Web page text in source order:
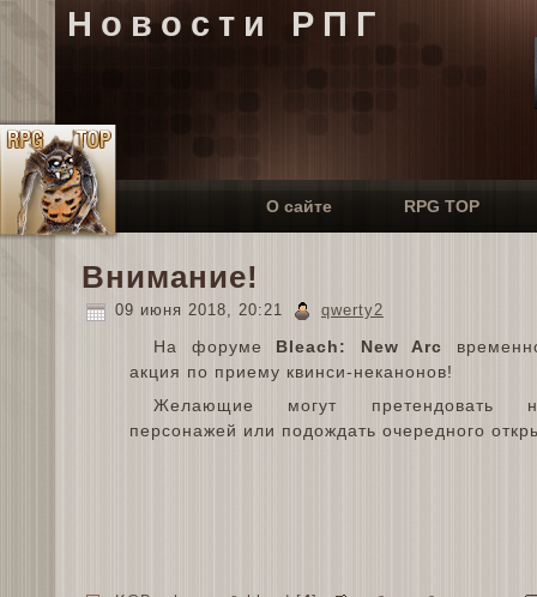
Новости РПГ
О сайте RPG TOP
Внимание!
09 июня 2018, 20:21 qwerty2
На форуме Bleach: New Arc
акция по приему квинси-неканонов!
Желающие могут претендовать
персонажей или подождать очередного